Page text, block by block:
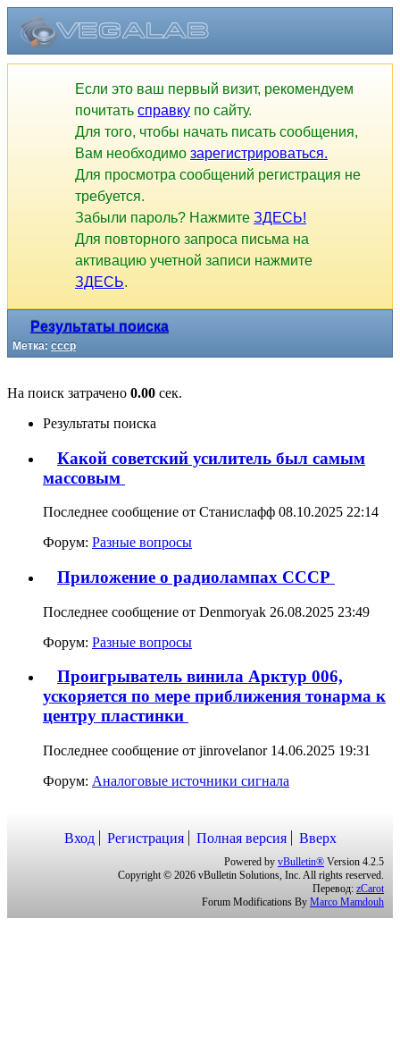
Если это ваш первый визит, рекомендуем
почитать справку по сайту.
Для того, чтобы начать писать сообщения,
Вам необходимо зарегистрироваться.
Для просмотра сообщений регистрация не
требуется.
Забыли пароль? Нажмите ЗДЕСЬ!
Для повторного запроса письма на
активацию учетной записи нажмите
ЗДЕСЬ.
Результаты поиска
Метка: ссср
На поиск затрачено 0.00 сек.
Результаты поиска
Какой советский усилитель был самым
массовым
Последнее сообщение от Станислафф 08.10.2025 22:14
Форум: Разные вопросы
Приложение о радиолампах СССР
Последнее сообщение от Denmoryak 26.08.2025 23:49
Форум: Разные вопросы
Проигрыватель винила Арктур 006,
ускоряется по мере приближения тонарма к
центру пластинки
Последнее сообщение от jinrovelanor 14.06.2025 19:31
Форум: Аналоговые источники сигнала
Вход Регистрация Полная версия Вверх
Powered by vBulletin® Version 4.2.5
Copyright © 2026 vBulletin Solutions, Inc. All rights reserved.
Перевод: zCarot
Forum Modifications By Marco Mamdouh